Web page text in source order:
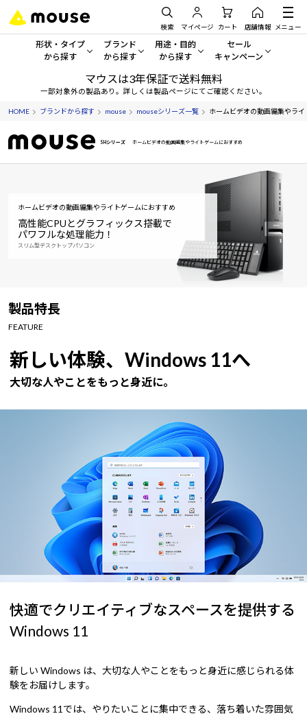
検索 マイページ カート 店舗情報 メニュー
形状・タイプ
から探す
形状・タイプから探す をすべてみる
デスクトップPC
ノートPC
ワークステーション
Windows 11
ブランド
から探す
mouse
G TUNE
NEXTGEAR
用途・目的
から探す
一般向けパソコン
ゲーミングPC・ゲーム向けパソコン
クリエイティブ向け
ビジネス向けパソコン
スペック/パーツ別
AIおすすめパソコン
セール
キャンペーン
セール・キャンペー
期間限定セール
アウトレットパソコン
すべて新品の旧モデル製品
おすすめ目玉パソコン
今イチオシのパソコンをピ
Windows 11|
マウスは3年保証で送料無料
一部対象外の製品あり。詳しくは製品ページにてご確認ください。
HOME ブランドから探す mouse mouseシリーズ一覧 ホームビデオの動画編集やラ
SHシリーズ ホームビデオの動画編集やライトゲームにおすすめ
ホームビデオの動画編集やライトゲームにおすすめ
高性能CPUとグラフィックス搭載で
パワフルな処理能力！
スリム型デスクトップパソコン
製品特長
FEATURE
新しい体験、Windows 11へ
大切な人やことをもっと身近に。
快適でクリエイティブなスペースを提供する
Windows 11
新しい Windows は、大切な人やことをもっと身近に感じられる体
験をお届けします。
Windows 11では、やりたいことに集中できる、落ち着いた雰囲気